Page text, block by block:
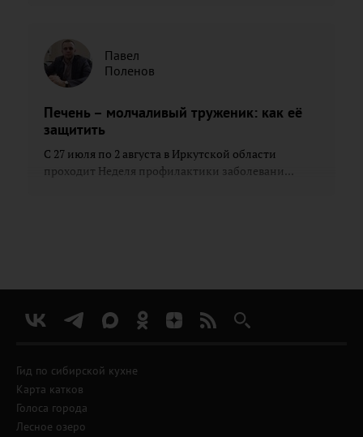
Павел
Поленов
Печень – молчаливый труженик: как её
защитить
С 27 июля по 2 августа в Иркутской области
проходит Неделя профилактики заболевани...
Гид по сибирской кухне
Карта катков
Голоса города
Лесное озеро